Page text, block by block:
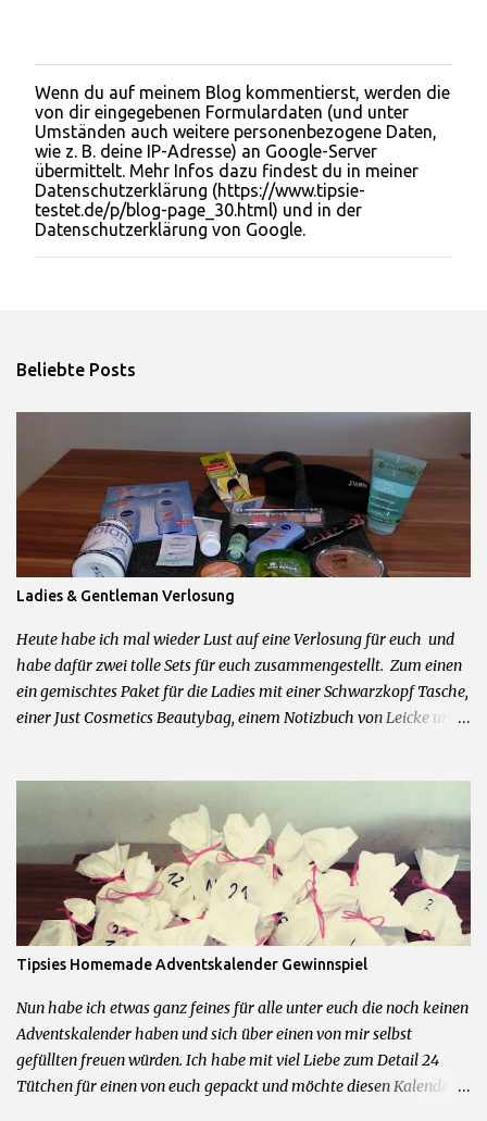
K
o
m
m
e
n
t
a
r
f
n
h
Wenn du auf meinem Blog kommentierst, werden die
von dir eingegebenen Formulardaten (und unter
Umständen auch weitere personenbezogene Daten,
wie z. B. deine IP-Adresse) an Google-Server
übermittelt. Mehr Infos dazu findest du in meiner
Datenschutzerklärung (https://www.tipsie-
testet.de/p/blog-page_30.html) und in der
Datenschutzerklärung von Google.
Beliebte Posts
Ladies & Gentleman Verlosung
Heute habe ich mal wieder Lust auf eine Verlosung für euch und
habe dafür zwei tolle Sets für euch zusammengestellt. Zum einen
ein gemischtes Paket für die Ladies mit einer Schwarzkopf Tasche,
einer Just Cosmetics Beautybag, einem Notizbuch von Leicke und
2 Gewinner Was ihr dafür tun müsst um zu gewinnen: 1.)
Kommentiere diesen Post mit dem Wunschpaket was du gerne
gewinnen möchtest 2.) Hinterlasse mir im Kommentarfeld eine
Kontaktmöglichkeit Das wars schon! Teilnahme beginnt jetzt und
endet am 09.04.2016 um 23.59Uhr. Teilnahme nur mit deutscher
Postadresse möglich. Gewinner werden über die angegebene
Kontaktmöglichkeit angeschrieben. Kein Rechtsweg und keine
Barauszahlung möglich.
Tipsies Homemade Adventskalender Gewinnspiel
Nun habe ich etwas ganz feines für alle unter euch die noch keinen
Adventskalender haben und sich über einen von mir selbst
gefüllten freuen würden. Ich habe mit viel Liebe zum Detail 24
Tütchen für einen von euch gepackt und möchte diesen Kalender